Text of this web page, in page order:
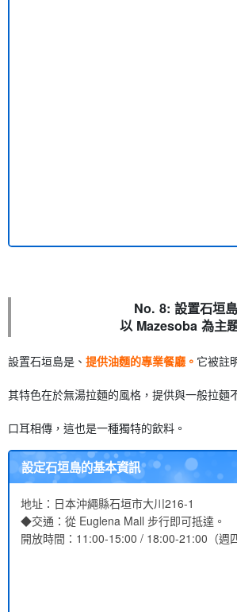
No. 8: 設置石垣島
以 Mazesoba 為主
設置石垣島是、 提供油麵的專業餐廳。 它被註
其特色在於無湯拉麵的風格，提供與一般拉麵
口耳相傳，這也是一種獨特的飲料。
設定石垣島的基本資訊
地址：日本沖繩縣石垣市大川216-1
◆交通：從 Euglena Mall 步行即可抵達。
開放時間：11:00-15:00 / 18:00-21:00（週